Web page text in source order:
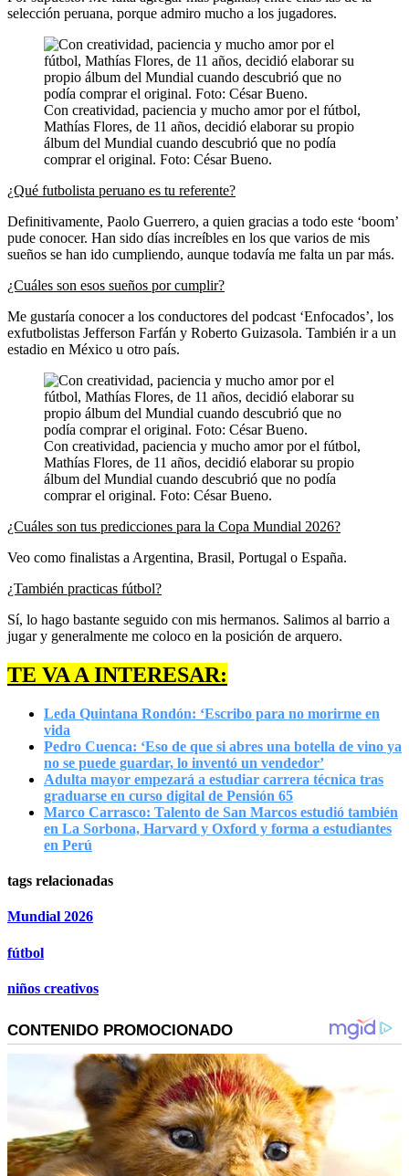
selección peruana, porque admiro mucho a los jugadores.
Con creatividad, paciencia y mucho amor por el fútbol,
Mathías Flores, de 11 años, decidió elaborar su propio
álbum del Mundial cuando descubrió que no podía
comprar el original. Foto: César Bueno.
¿Qué futbolista peruano es tu referente?
Definitivamente, Paolo Guerrero, a quien gracias a todo este ‘boom’
pude conocer. Han sido días increíbles en los que varios de mis
sueños se han ido cumpliendo, aunque todavía me falta un par más.
¿Cuáles son esos sueños por cumplir?
Me gustaría conocer a los conductores del podcast ‘Enfocados’, los
exfutbolistas Jefferson Farfán y Roberto Guizasola. También ir a un
estadio en México u otro país.
Con creatividad, paciencia y mucho amor por el fútbol,
Mathías Flores, de 11 años, decidió elaborar su propio
álbum del Mundial cuando descubrió que no podía
comprar el original. Foto: César Bueno.
¿Cuáles son tus predicciones para la Copa Mundial 2026?
Veo como finalistas a Argentina, Brasil, Portugal o España.
¿También practicas fútbol?
Sí, lo hago bastante seguido con mis hermanos. Salimos al barrio a
jugar y generalmente me coloco en la posición de arquero.
TE VA A INTERESAR:
Leda Quintana Rondón: ‘Escribo para no morirme en
vida
Pedro Cuenca: ‘Eso de que si abres una botella de vino ya
no se puede guardar, lo inventó un vendedor’
Adulta mayor empezará a estudiar carrera técnica tras
graduarse en curso digital de Pensión 65
Marco Carrasco: Talento de San Marcos estudió también
en La Sorbona, Harvard y Oxford y forma a estudiantes
en Perú
tags relacionadas
Mundial 2026
fútbol
niños creativos